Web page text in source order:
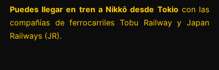
Puedes llegar en tren a Nikkō desde Tokiocon las
compañías de ferrocarriles Tobu Railway y Japan
Railways (JR).